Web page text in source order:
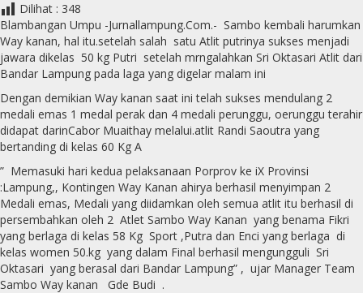
Dilihat : 348
Blambangan Umpu -Jurnallampung.Com.- Sambo kembali harumkan
Way kanan, hal itu.setelah salah satu Atlit putrinya sukses menjadi
jawara dikelas 50 kg Putri setelah mrngalahkan Sri Oktasari Atlit dari
Bandar Lampung pada laga yang digelar malam ini
Dengan demikian Way kanan saat ini telah sukses mendulang 2
medali emas 1 medal perak dan 4 medali perunggu, oerunggu terahir
didapat darinCabor Muaithay melalui.atlit Randi Saoutra yang
bertanding di kelas 60 Kg A
” Memasuki hari kedua pelaksanaan Porprov ke iX Provinsi
:Lampung,, Kontingen Way Kanan ahirya berhasil menyimpan 2
Medali emas, Medali yang diidamkan oleh semua atlit itu berhasil di
persembahkan oleh 2 Atlet Sambo Way Kanan yang benama Fikri
yang berlaga di kelas 58 Kg Sport ,Putra dan Enci yang berlaga di
kelas women 50.kg yang dalam Final berhasil mengungguli Sri
Oktasari yang berasal dari Bandar Lampung” , ujar Manager Team
Sambo Way kanan Gde Budi .